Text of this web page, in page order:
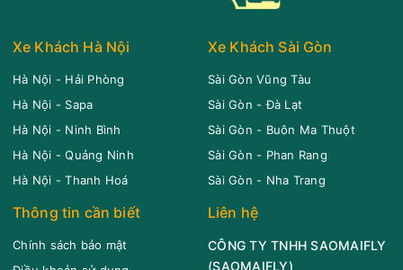
Xe Khách Hà Nội
Hà Nội - Hải Phòng
Hà Nội - Sapa
Hà Nội - Ninh Bình
Hà Nội - Quảng Ninh
Hà Nội - Thanh Hoá
Xe Khách Sài Gòn
Sài Gòn Vũng Tàu
Sài Gòn - Đà Lạt
Sài Gòn - Buôn Ma Thuột
Sài Gòn - Phan Rang
Sài Gòn - Nha Trang
Thông tin cần biết
Chính sách bảo mật
Liên hệ
CÔNG TY TNHH SAOMAIFLY
(SAOMAIFLY)